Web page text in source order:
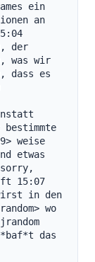
ein
an
der
was wir
dass es
weise
etwas
15:07
in den
wo
das